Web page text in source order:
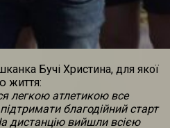
Бучі Христина, для якої
життя:
легкою атлетикою все
благодійний старт
дистанцію вийшли всією